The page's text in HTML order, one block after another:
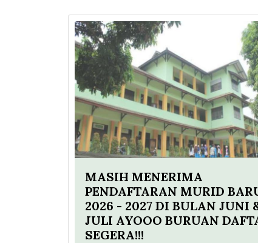
MASIH MENERIMA
PENDAFTARAN MURID
2026 - 2027 DI BULAN JUNI
JULI AYOOO BURUAN
SEGERA!!!